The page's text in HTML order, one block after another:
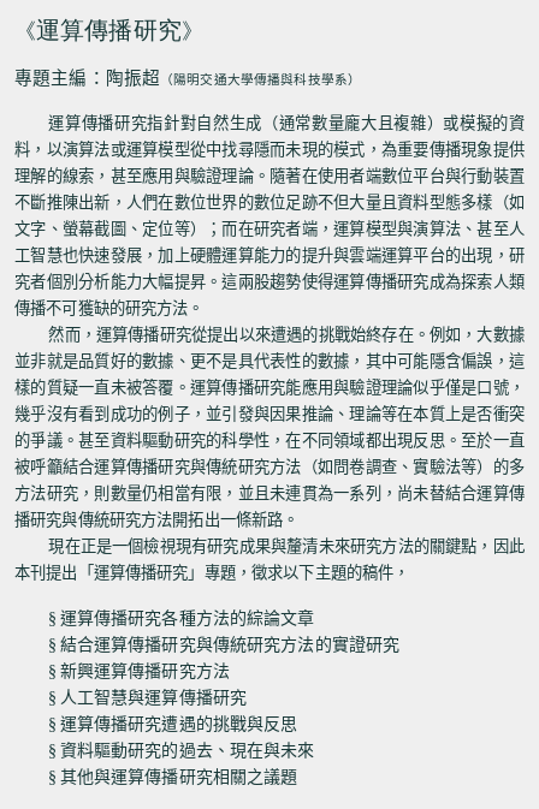
《運算傳播研究》
專題主編：陶振超 （陽明交通大學傳播與科技學系）
運算傳播研究指針對自然生成（通常數量龐大且複雜）或模擬的資
料，以演算法或運算模型從中找尋隱而未現的模式，為重要傳播現象提供
理解的線索，甚至應用與驗證理論。隨著在使用者端數位平台與行動裝置
不斷推陳出新，人們在數位世界的數位足跡不但大量且資料型態多樣（如
文字、螢幕截圖、定位等）；而在研究者端，運算模型與演算法、甚至人
工智慧也快速發展，加上硬體運算能力的提升與雲端運算平台的出現，研
究者個別分析能力大幅提昇。這兩股趨勢使得運算傳播研究成為探索人類
傳播不可獲缺的研究方法。
然而，運算傳播研究從提出以來遭遇的挑戰始終存在。例如，大數據
並非就是品質好的數據、更不是具代表性的數據，其中可能隱含偏誤，這
樣的質疑一直未被答覆。運算傳播研究能應用與驗證理論似乎僅是口號，
幾乎沒有看到成功的例子，並引發與因果推論、理論等在本質上是否衝突
的爭議。甚至資料驅動研究的科學性，在不同領域都出現反思。至於一直
被呼籲結合運算傳播研究與傳統研究方法（如問卷調查、實驗法等）的多
方法研究，則數量仍相當有限，並且未連貫為一系列，尚未替結合運算傳
播研究與傳統研究方法開拓出一條新路。
現在正是一個檢視現有研究成果與釐清未來研究方法的關鍵點，因此
本刊提出「運算傳播研究」專題，徵求以下主題的稿件，
§ 運算傳播研究各種方法的綜論文章
§ 結合運算傳播研究與傳統研究方法的實證研究
§ 新興運算傳播研究方法
§ 人工智慧與運算傳播研究
§ 運算傳播研究遭遇的挑戰與反思
§ 資料驅動研究的過去、現在與未來
§ 其他與運算傳播研究相關之議題